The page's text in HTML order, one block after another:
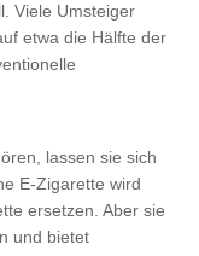
Viele Umsteiger
etwa die Hälfte der
lassen sie sich
E-Zigarette wird
ersetzen. Aber sie
und bietet